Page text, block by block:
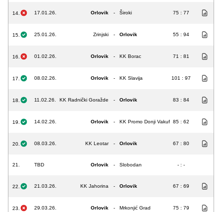
14. 17.01.26. Orlovik - Široki 75 : 77
15. 25.01.26. Zrinjski - Orlovik 55 : 94
16. 01.02.26. Orlovik - KK Borac 71 : 81
17. 08.02.26. Orlovik - KK Slavija 101 : 97
18. 11.02.26. KK Radnički Goražde - Orlovik 83 : 84
19. 14.02.26. Orlovik - KK Promo Donji Vakuf 85 : 62
20. 08.03.26. KK Leotar - Orlovik 67 : 80
21. TBD Orlovik - Slobodan - : -
22. 21.03.26. KK Jahorina - Orlovik 67 : 69
23. 29.03.26. Orlovik - Mrkonjić Grad 75 : 79